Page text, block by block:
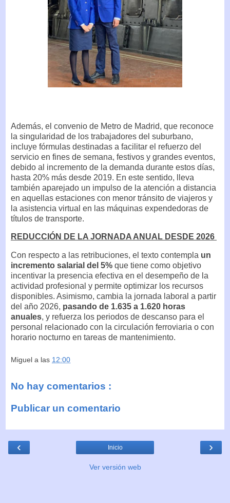
Además, el convenio de Metro de Madrid, que reconoce
la singularidad de los trabajadores del suburbano,
incluye fórmulas destinadas a facilitar el refuerzo del
servicio en fines de semana, festivos y grandes eventos,
debido al incremento de la demanda durante estos días,
hasta 20% más desde 2019. En este sentido, lleva
también aparejado un impulso de la atención a distancia
en aquellas estaciones con menor tránsito de viajeros y
la asistencia virtual en las máquinas expendedoras de
títulos de transporte.
REDUCCIÓN DE LA JORNADA ANUAL DESDE 2026
Con respecto a las retribuciones, el texto contempla un
incremento salarial del 5% que tiene como objetivo
incentivar la presencia efectiva en el desempeño de la
actividad profesional y permite optimizar los recursos
disponibles. Asimismo, cambia la jornada laboral a partir
del año 2026, pasando de 1.635 a 1.620 horas
anuales, y refuerza los periodos de descanso para el
personal relacionado con la circulación ferroviaria o con
horario nocturno en tareas de mantenimiento.
Miguel a las 12:00
No hay comentarios :
Publicar un comentario
‹ ›
Inicio
Ver versión web